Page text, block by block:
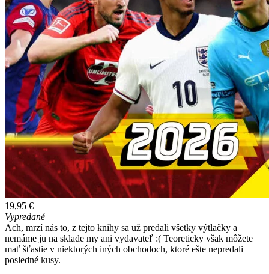
19,95 €
Vypredané
Ach, mrzí nás to, z tejto knihy sa už predali všetky výtlačky a
nemáme ju na sklade my ani vydavateľ :( Teoreticky však môžete
mať šťastie v niektorých iných obchodoch, ktoré ešte nepredali
posledné kusy.